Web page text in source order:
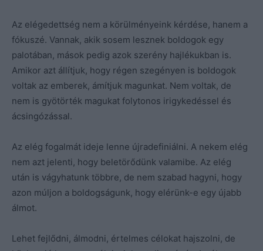
Az elégedettség nem a körülményeink kérdése, hanem a
fókuszé. Vannak, akik sosem lesznek boldogok egy
palotában, mások pedig azok szerény hajlékukban is.
Amikor azt állítjuk, hogy régen szegényen is boldogok
voltak az emberek, ámítjuk magunkat. Nem voltak, de
nem is gyötörték magukat folytonos irigykedéssel és
ácsingózással.
Az elég fogalmát ideje lenne újradefiniálni. A nekem elég
nem azt jelenti, hogy beletörődünk valamibe. Az elég
után is vágyhatunk többre, de nem szabad hagyni, hogy
azon múljon a boldogságunk, hogy elérünk-e egy újabb
álmot.
Lehet fejlődni, álmodni, értelmes célokat hajszolni, de